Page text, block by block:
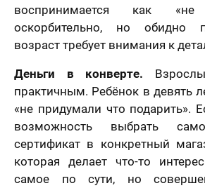
воспринимается как
оскорбительно, но обидно
возраст требует внимания к
Деньги в конверте.
практичным. Ребёнок в девять
«не придумали что подарить».
возможность выбрать
сертификат в конкретный
которая делает что-то
самое по сути, но